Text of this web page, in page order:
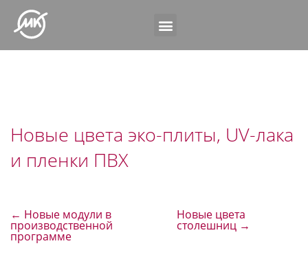
Новые цвета эко-плиты, UV-лака
и пленки ПВХ
← Новые модули в
производственной
программе
Новые цвета
столешниц →